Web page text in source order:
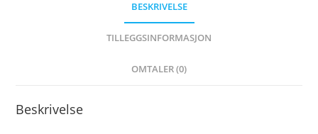
BESKRIVELSE
TILLEGGSINFORMASJON
OMTALER (0)
Beskrivelse